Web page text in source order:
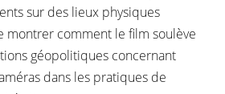
sur des lieux physiques
montrer comment le film soulève
géopolitiques concernant
dans les pratiques de